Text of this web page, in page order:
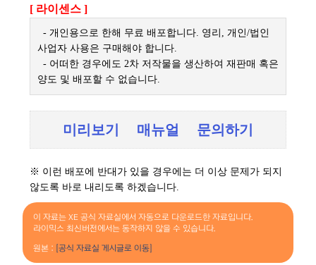
[ 라이센스 ]
- 개인용으로 한해 무료 배포합니다. 영리, 개인/법인
사업자 사용은 구매해야 합니다.
- 어떠한 경우에도 2차 저작물을 생산하여 재판매 혹은
양도 및 배포할 수 없습니다.
미리보기 매뉴얼 문의하기
※ 이런 배포에 반대가 있을 경우에는 더 이상 문제가 되지
않도록 바로 내리도록 하겠습니다.
이 자료는 XE 공식 자료실에서 자동으로 다운로드한 자료입니다.
라이믹스 최신버전에서는 동작하지 않을 수 있습니다.
원본 : [공식 자료실 게시글로 이동]